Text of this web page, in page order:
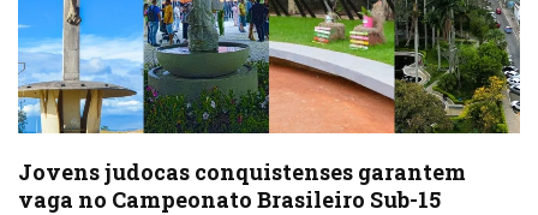
Jovens judocas conquistenses garantem
vaga no Campeonato Brasileiro Sub-15